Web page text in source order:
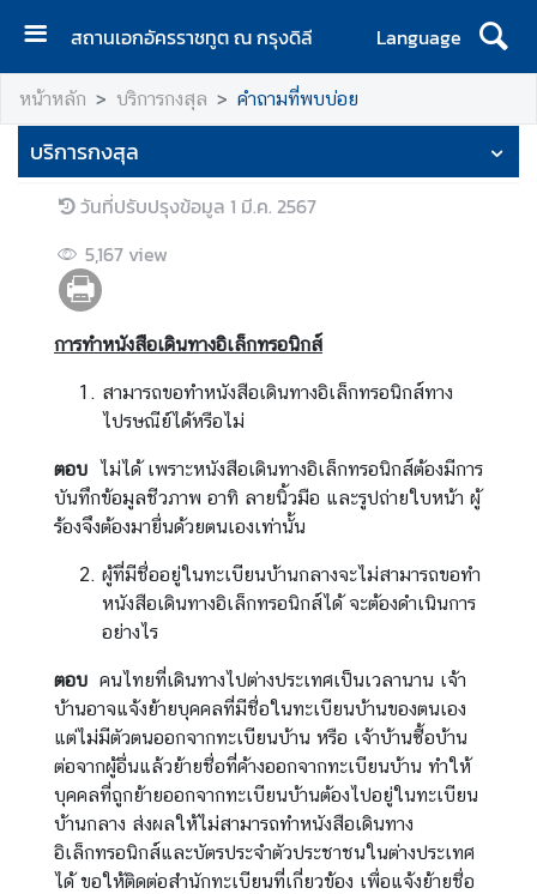
สถานเอกอัครราชทูต ณ กรุงดิลี
Language
ห
น้
แ
ร
เ
กี่
ว
ข่
า
ป
ร
ะ
ก
า
ศ
หน้าหลัก บริการกงสุล คำถามที่พบบ่อย
บริการกงสุล
วันที่ปรับปรุงข้อมูล 1 มี.ค. 2567
5,167 view
การทำหนังสือเดินทางอิเล็กทรอนิกส์
สามารถขอทำหนังสือเดินทางอิเล็กทรอนิกส์ทาง
ไปรษณีย์ได้หรือไม่
ตอบ ไม่ได้ เพราะหนังสือเดินทางอิเล็กทรอนิกส์ต้องมีการ
บันทึกข้อมูลชีวภาพ อาทิ ลายนิ้วมือ และรูปถ่ายใบหน้า ผู้
ร้องจึงต้องมายื่นด้วยตนเองเท่านั้น
ผู้ที่มีชื่ออยู่ในทะเบียนบ้านกลางจะไม่สามารถขอทำ
หนังสือเดินทางอิเล็กทรอนิกส์ได้ จะต้องดำเนินการ
อย่างไร
ตอบ คนไทยที่เดินทางไปต่างประเทศเป็นเวลานาน เจ้า
บ้านอาจแจ้งย้ายบุคคลที่มีชื่อในทะเบียนบ้านของตนเอง
แต่ไม่มีตัวตนออกจากทะเบียนบ้าน หรือ เจ้าบ้านซื้อบ้าน
ต่อจากผู้อื่นแล้วย้ายชื่อที่ค้างออกจากทะเบียนบ้าน ทำให้
บุคคลที่ถูกย้ายออกจากทะเบียนบ้านต้องไปอยู่ในทะเบียน
บ้านกลาง ส่งผลให้ไม่สามารถทำหนังสือเดินทาง
อิเล็กทรอนิกส์และบัตรประจำตัวประชาชนในต่างประเทศ
ได้ ขอให้ติดต่อสำนักทะเบียนที่เกี่ยวข้อง เพื่อแจ้งย้ายชื่อ